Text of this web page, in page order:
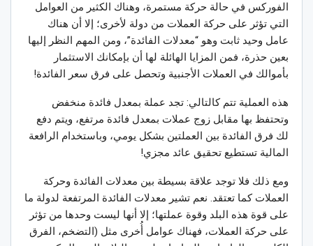
الفوركس في حالة حركة مستمرة، وهناك الكثير من العوامل
التي تؤثر على حركة العملات من دولة لأخرى؛ إلا أن هناك
عامل وحيد ثابت وهو “معدلات الفائدة”، ومن المهم النظر إليها
بعين حذرة، فمن المزايا الهائلة لها أن بإمكانك الاستثمار
بأموالك في العملات الأجنبية وتحصل على فرق سعر الفائدة!
هذه العملية تتم كالتالي: تجد عملة بمعدل فائدة منخفض
وتحتفظ بها مقابل زوج عملات بمعدل فائدة مرتفع، ويتم دفع
لك فرق الفائدة بين العملتين بشكل يومي، وباستخدام الرافعة
المالية تستطيع تحقيق عائد مجزي!
ومع ذلك فلا توجد علاقة بسيطة بين معدلات الفائدة وحركة
العملات كما تعتقد. نعم تشير معدلات الفائدة المرتفعة لدولة ما
على قوة هذه البلد وقوة عملتها؛ إلا أنها ليست وحدها من تؤثر
على حركة العملات، فهناك عوامل أُخرى مثل (التضخم، الفرق